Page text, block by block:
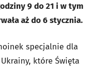
9 do 21 i w tym
aż do 6 stycznia.
specjalnie dla
które Święta